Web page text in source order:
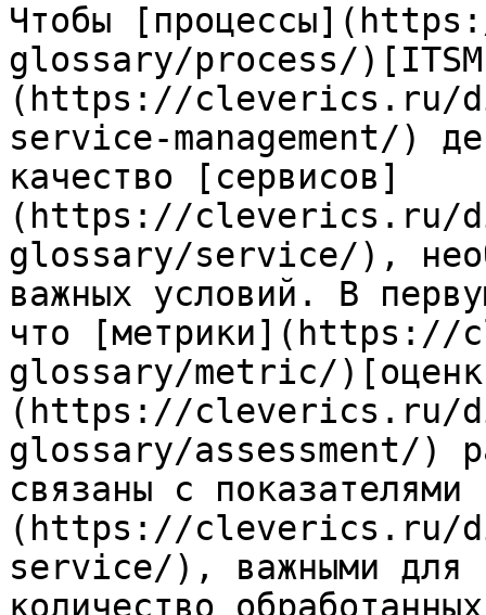
Чтобы
glossary/process/
(https://cleverics.ru/
service-management/)
качество [сервисов]
(https://cleverics.ru/
glossary/service/),
важных условий. В
что
glossary/metric/
(https://cleverics.ru/
glossary/assessment/)
связаны с
(https://cleverics.ru/
service/), важными для
количество